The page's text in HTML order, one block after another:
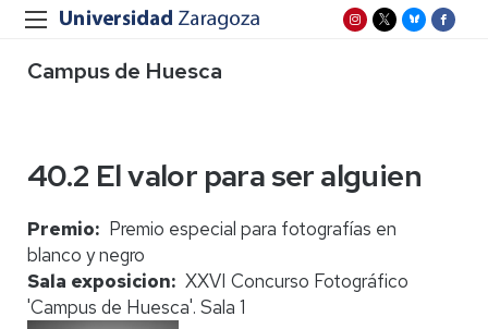
Campus de Huesca
40.2 El valor para ser alguien
Premio
Premio especial para fotografías en
blanco y negro
Sala exposicion
XXVI Concurso Fotográfico
'Campus de Huesca'. Sala 1